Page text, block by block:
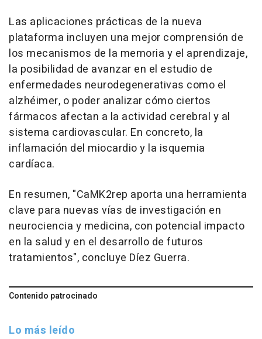
Las aplicaciones prácticas de la nueva
plataforma incluyen una mejor comprensión de
los mecanismos de la memoria y el aprendizaje,
la posibilidad de avanzar en el estudio de
enfermedades neurodegenerativas como el
alzhéimer, o poder analizar cómo ciertos
fármacos afectan a la actividad cerebral y al
sistema cardiovascular. En concreto, la
inflamación del miocardio y la isquemia
cardíaca.
En resumen, "CaMK2rep aporta una herramienta
clave para nuevas vías de investigación en
neurociencia y medicina, con potencial impacto
en la salud y en el desarrollo de futuros
tratamientos", concluye Díez Guerra.
Contenido patrocinado
Lo más leído